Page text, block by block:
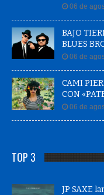
06 de
BAJO
BLUES
06 de
CAMI
CON
06 de
TOP 3
JP SAXE